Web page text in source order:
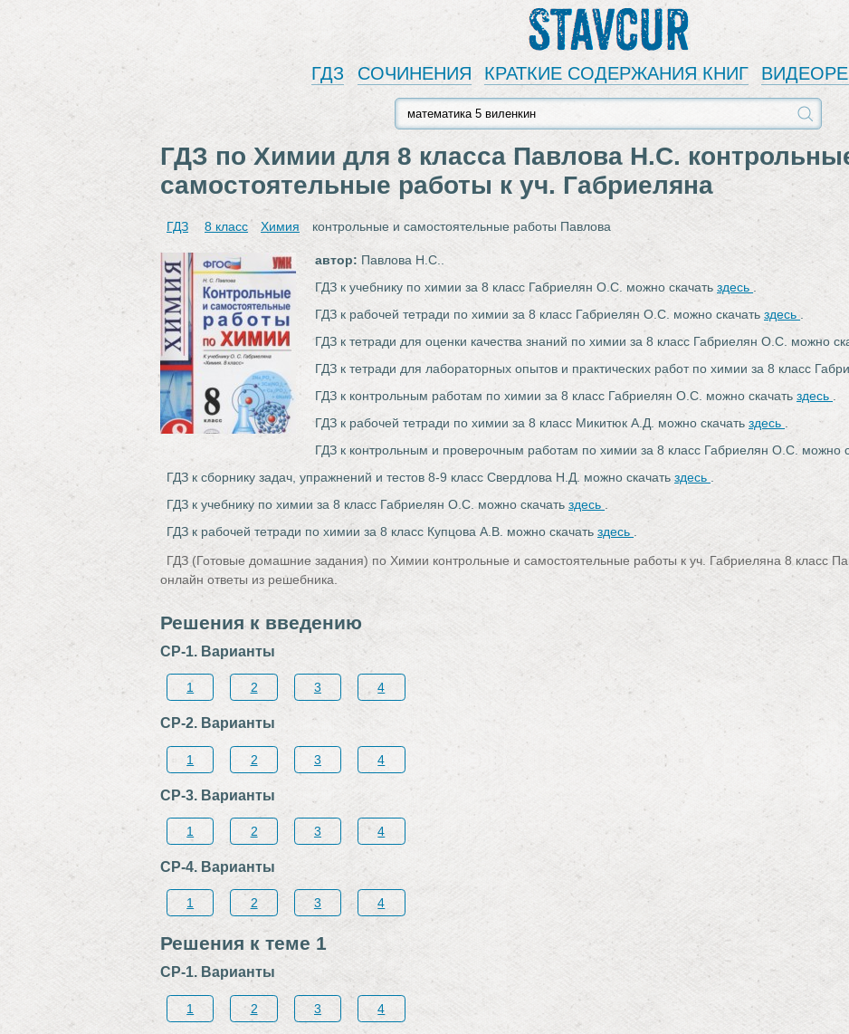
Stavcur
ГДЗ СОЧИНЕНИЯ КРАТКИЕ СОДЕРЖАНИЯ КНИГ
ГДЗ по Химии для 8 класса Павлова Н.С.
самостоятельные работы к уч. Габриеляна
ГДЗ 8 класс Химия контрольные и самостоятельные работы Павлова
автор: Павлова Н.С..
ГДЗ к учебнику по химии за 8 класс Габриелян О.С. можно скачать здесь
ГДЗ к рабочей тетради по химии за 8 класс Габриелян О.С. можно скачать здесь
ГДЗ к тетради для оценки качества знаний по химии за 8 класс Габриелян О.С. можно
ГДЗ к тетради для лабораторных опытов и практических работ по химии за 8 класс
ГДЗ к контрольным работам по химии за 8 класс Габриелян О.С. можно скачать здесь
ГДЗ к рабочей тетради по химии за 8 класс Микитюк А.Д. можно скачать здесь
ГДЗ к контрольным и проверочным работам по химии за 8 класс Габриелян О.С. можно
ГДЗ к сборнику задач, упражнений и тестов 8-9 класс Свердлова Н.Д. можно скачать здесь
ГДЗ к учебнику по химии за 8 класс Габриелян О.С. можно скачать здесь
ГДЗ к рабочей тетради по химии за 8 класс Купцова А.В. можно скачать здесь
ГДЗ (Готовые домашние задания) по Химии контрольные и самостоятельные работы к уч. Габриеляна 8 класс
онлайн ответы из решебника.
Решения к введению
СР-1. Варианты
1 2 3 4
СР-2. Варианты
1 2 3 4
СР-3. Варианты
1 2 3 4
СР-4. Варианты
1 2 3 4
Решения к теме 1
СР-1. Варианты
1 2 3 4